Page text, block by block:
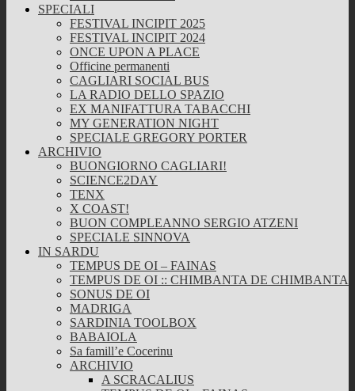
SPECIALI
FESTIVAL INCIPIT 2025
FESTIVAL INCIPIT 2024
ONCE UPON A PLACE
Officine permanenti
CAGLIARI SOCIAL BUS
LA RADIO DELLO SPAZIO
EX MANIFATTURA TABACCHI
MY GENERATION NIGHT
SPECIALE GREGORY PORTER
ARCHIVIO
BUONGIORNO CAGLIARI!
SCIENCE2DAY
TENX
X COAST!
BUON COMPLEANNO SERGIO ATZENI
SPECIALE SINNOVA
IN SARDU
TEMPUS DE OI – FAINAS
TEMPUS DE OI :: CHIMBANTA DE CHIMBANTA
SONUS DE OI
MADRIGA
SARDINIA TOOLBOX
BABAIOLA
Sa famill’e Cocerinu
ARCHIVIO
A SCRACALIUS